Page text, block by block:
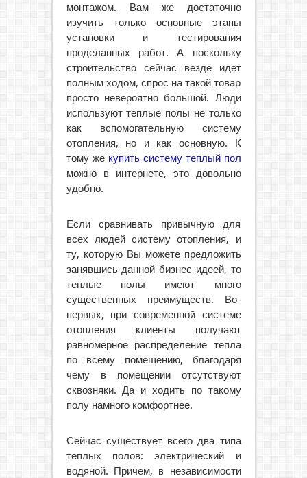
монтажом. Вам же достаточно
изучить только основные этапы
установки и тестирования
проделанных работ. А поскольку
строительство сейчас везде идет
полным ходом, спрос на такой товар
просто невероятно большой. Люди
используют теплые полы не только
как вспомогательную систему
отопления, но и как основную. К
тому же купить систему теплый пол
можно в интернете, это довольно
удобно.
Если сравнивать привычную для
всех людей систему отопления, и
ту, которую Вы можете предложить
занявшись данной бизнес идеей, то
теплые полы имеют много
существенных преимуществ. Во-
первых, при современной системе
отопления клиенты получают
равномерное распределение тепла
по всему помещению, благодаря
чему в помещении отсутствуют
сквозняки. Да и ходить по такому
полу намного комфортнее.
Сейчас существует всего два типа
теплых полов: электрический и
водяной. Причем, в независимости